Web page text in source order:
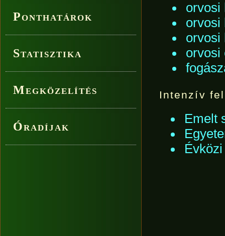
Ponthatárok
Statisztika
Megközelítés
Óradíjak
orvosi
orvosi
orvosi
orvosi
Intenzív
Emelt